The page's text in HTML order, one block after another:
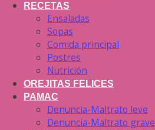
RECETAS
Ensaladas
Sopas
Comida principal
Postres
Nutrición
OREJITAS FELICES
PAMAC
Denuncia-Maltrato leve
Denuncia-Maltrato grave